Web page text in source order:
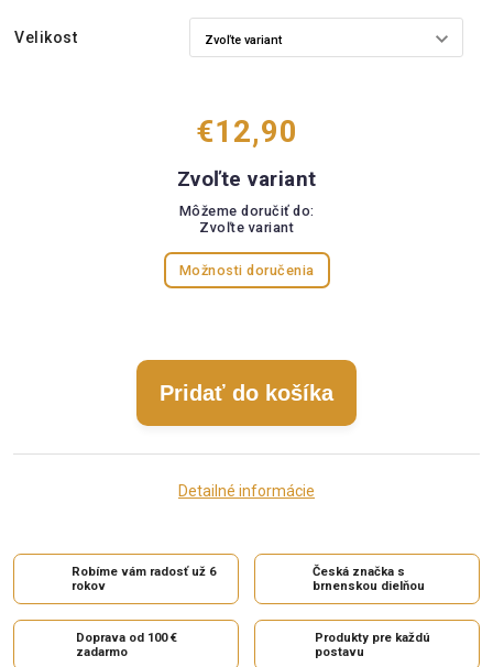
Velikost
€12,90
Zvoľte variant
Môžeme doručiť do:
Zvoľte variant
Možnosti doručenia
Pridať do košíka
Detailné informácie
Robíme vám radosť už 6
rokov
Česká značka s
brnenskou dielňou
Doprava od 100 €
zadarmo
Produkty pre každú
postavu